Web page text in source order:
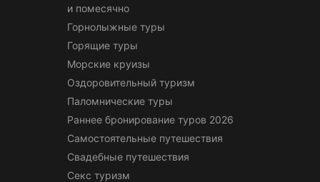
и помесячно
Горнолыжные туры
Горящие туры
Морские круизы
Оздоровительный туризм
Паломнические туры
Раннее бронирование туров 2026
Самостоятельные путешествия
Свадебные путешествия
Секс туризм